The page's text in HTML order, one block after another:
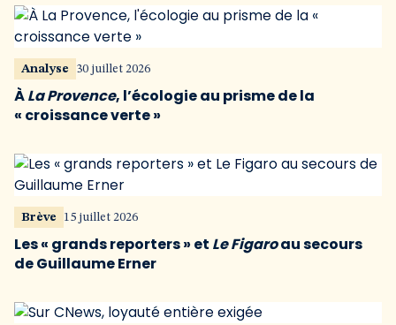
Analyse 30 juillet 2026
ÀLa Provence, l’écologie au prisme de la
« croissance verte »
Brève 15 juillet 2026
Les « grands reporters » et Le Figaroau secours
de Guillaume Erner